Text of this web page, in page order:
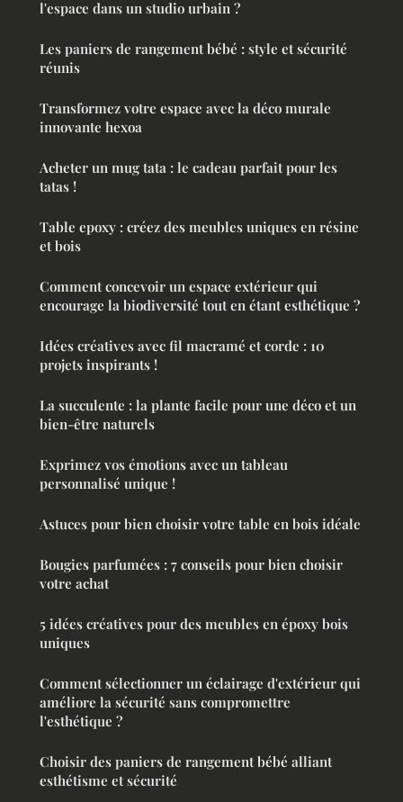
l'espace dans un studio urbain ?
Les paniers de rangement bébé : style et sécurité
réunis
Transformez votre espace avec la déco murale
innovante hexoa
Acheter un mug tata : le cadeau parfait pour les
tatas !
Table epoxy : créez des meubles uniques en résine
et bois
Comment concevoir un espace extérieur qui
encourage la biodiversité tout en étant esthétique ?
Idées créatives avec fil macramé et corde : 10
projets inspirants !
La succulente : la plante facile pour une déco et un
bien-être naturels
Exprimez vos émotions avec un tableau
personnalisé unique !
Astuces pour bien choisir votre table en bois idéale
Bougies parfumées : 7 conseils pour bien choisir
votre achat
5 idées créatives pour des meubles en époxy bois
uniques
Comment sélectionner un éclairage d'extérieur qui
améliore la sécurité sans compromettre
l'esthétique ?
Choisir des paniers de rangement bébé alliant
esthétisme et sécurité